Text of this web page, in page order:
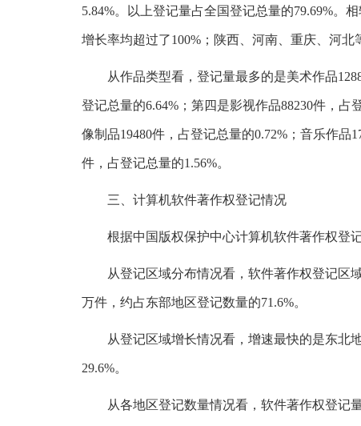
5.84%。以上登记量占全国登记总量的79.69%。
增长率均超过了100%；陕西、河南、重庆、河北
从作品类型看，登记量最多的是美术作品
登记总量的6.64%；第四是影视作品88230件，占
像制品19480件，占登记总量的0.72%；音乐作品
件，占登记总量的1.56%。
三、计算机软件著作权登记情况
根据中国版权保护中心计算机软件著作权登
从登记区域分布情况看，软件著作权登记区
万件，约占东部地区登记数量的71.6%。
从登记区域增长情况看，增速最快的是东北
29.6%。
从各地区登记数量情况看，软件著作权登记